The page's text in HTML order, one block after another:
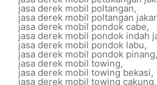
jasa derek mobil poltangan,
jasa derek mobil poltangan
jasa derek mobil pondok cabe,
jasa derek mobil pondok indah
jasa derek mobil pondok labu,
jasa derek mobil pondok pinang,
jasa derek mobil towing,
jasa derek mobil towing bekasi,
jasa derek mobil towing cakung,